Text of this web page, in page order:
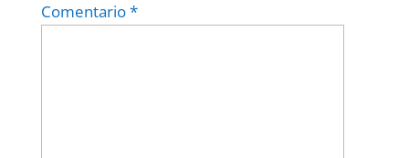
Comentario*